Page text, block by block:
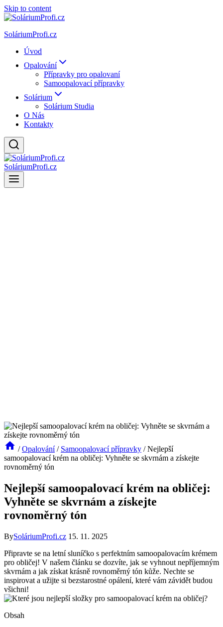
Skip to content
SoláriumProfi.cz
Úvod
Opalování
Přípravky pro opalovaní
Samoopalovací přípravky
Solárium
Solárium Studia
O Nás
Kontakty
SoláriumProfi.cz
/ Opalování / Samoopalovací přípravky / Nejlepší
samoopalovací krém na obličej: Vyhněte se skvrnám a získejte
rovnoměrný tón
Nejlepší samoopalovací krém na obličej:
Vyhněte se skvrnám a získejte
rovnoměrný tón
BySoláriumProfi.cz 15. 11. 2025
Připravte se na letní sluníčko s perfektním samoopalovacím krémem
pro obličej! V našem článku se dozvíte, jak se vyhnout nepříjemným
skvrnám a jak získat krásně rovnoměrný tón kůže. Nechte se
inspirovat a užijte si bezstarostné opálení, které vám závidět budou
všichni!
Obsah